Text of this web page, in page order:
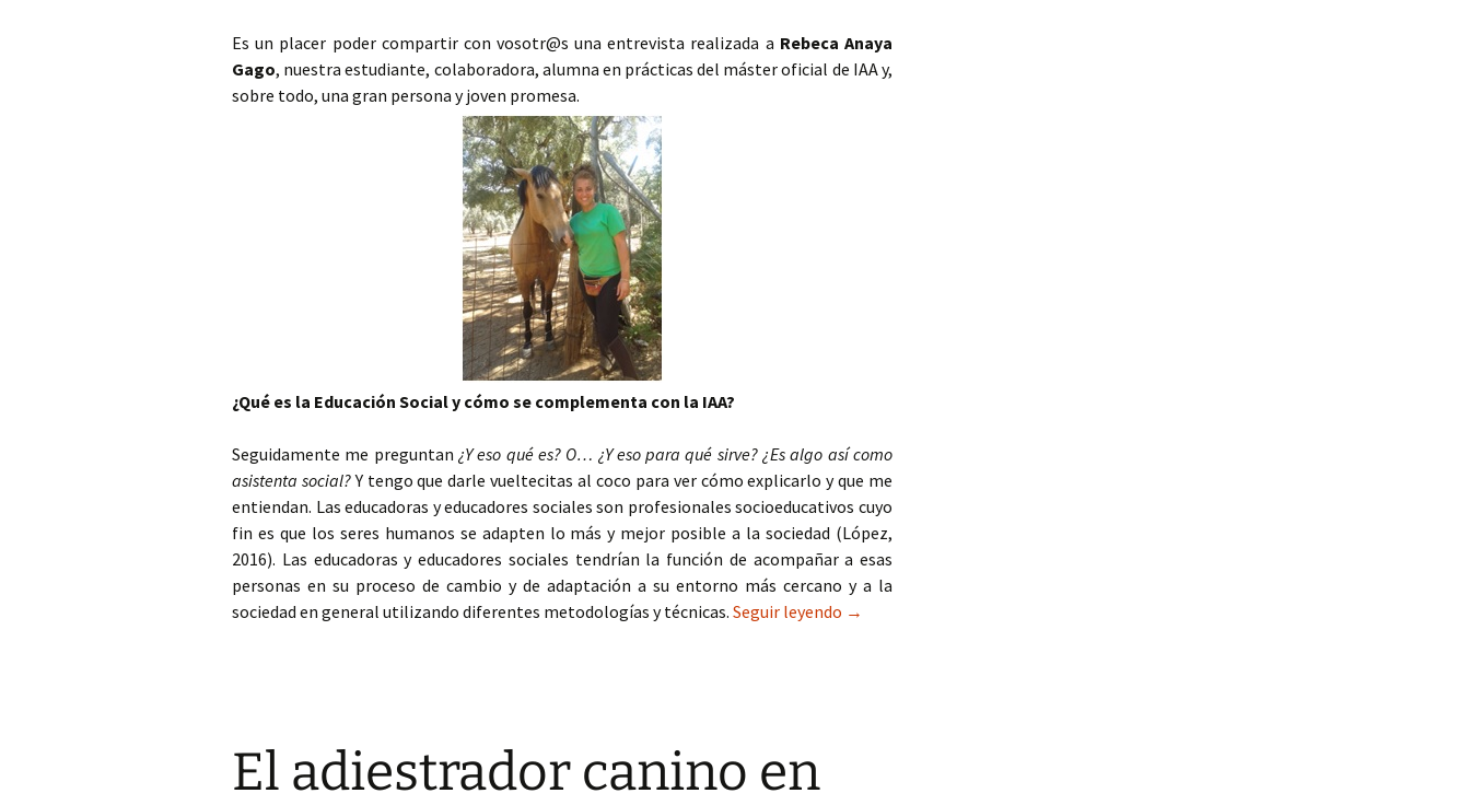
Es un placer poder compartir con vosotr@s una entrevista realizada a Rebeca Anaya
Gago, nuestra estudiante, colaboradora, alumna en prácticas del máster oficial de IAA y,
sobre todo, una gran persona y joven promesa.
¿Qué es la Educación Social y cómo se complementa con la IAA?
Seguidamente me preguntan ¿Y eso qué es? O… ¿Y eso para qué sirve? ¿Es algo así como
asistenta social?Y tengo que darle vueltecitas al coco para ver cómo explicarlo y que me
entiendan. Las educadoras y educadores sociales son profesionales socioeducativos cuyo
fin es que los seres humanos se adapten lo más y mejor posible a la sociedad (López,
2016). Las educadoras y educadores sociales tendrían la función de acompañar a esas
personas en su proceso de cambio y de adaptación a su entorno más cercano y a la
sociedad en general utilizando diferentes metodologías y técnicas. Seguir leyendo IAA y Educación Social: entrevista a Rebeca Anaya Gago
→
El adiestrador canino en